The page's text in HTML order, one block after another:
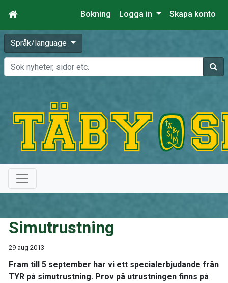
Bokning Logga in Skapa konto
Språk/language
Sök
Simutrustning
29 aug 2013
Fram till 5 september har vi ett specialerbjudande från
TYR på simutrustning. Prov på utrustningen finns på